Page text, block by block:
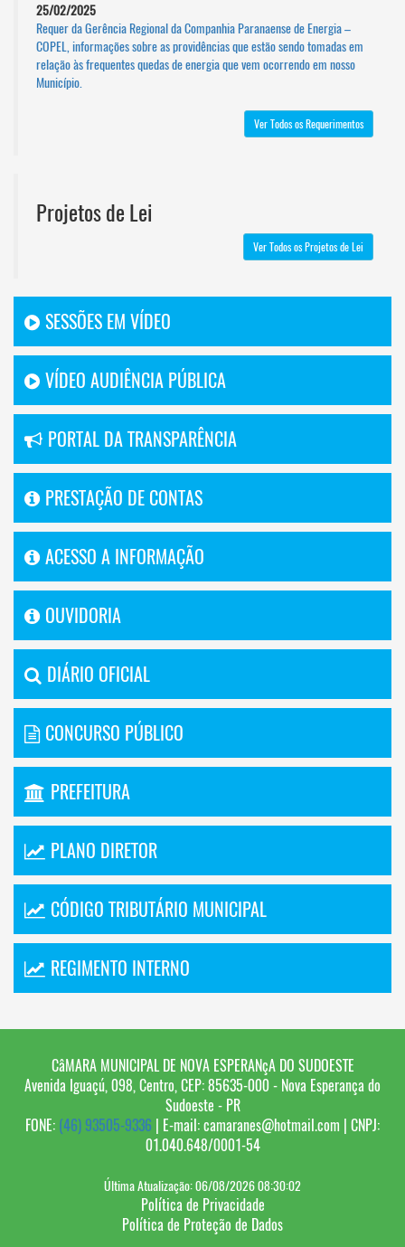
25/02/2025
Requer da Gerência Regional da Companhia Paranaense de Energia –
COPEL, informações sobre as providências que estão sendo tomadas em
relação às frequentes quedas de energia que vem ocorrendo em nosso
Município.
Ver Todos os Requerimentos
Projetos de Lei
Ver Todos os Projetos de Lei
SESSÕES EM VÍDEO
VÍDEO AUDIÊNCIA PÚBLICA
PORTAL DA TRANSPARÊNCIA
PRESTAÇÃO DE CONTAS
ACESSO A INFORMAÇÃO
OUVIDORIA
DIÁRIO OFICIAL
CONCURSO PÚBLICO
PREFEITURA
PLANO DIRETOR
CÓDIGO TRIBUTÁRIO MUNICIPAL
REGIMENTO INTERNO
CâMARA MUNICIPAL DE NOVA ESPERANçA DO SUDOESTE
Avenida Iguaçú, 098, Centro, CEP: 85635-000 - Nova Esperança do
Sudoeste - PR
FONE: (46) 93505-9336 | E-mail:camaranes@hotmail.com | CNPJ:
01.040.648/0001-54
Última Atualização: 06/08/2026 08:30:02
Política de Privacidade
Política de Proteção de Dados